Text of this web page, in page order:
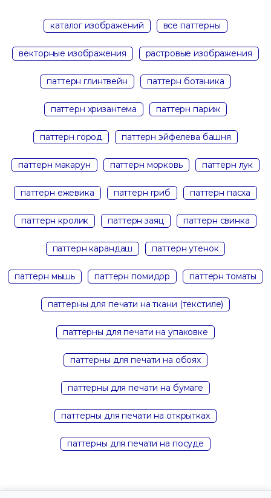
каталог изображений все паттерны
векторные изображения растровые изображения
паттерн глинтвейн паттерн ботаника
паттерн хризантема паттерн париж
паттерн город паттерн эйфелева башня
паттерн макарун паттерн морковь паттерн лук
паттерн ежевика паттерн гриб паттерн пасха
паттерн кролик паттерн заяц паттерн свинка
паттерн карандаш паттерн утенок
паттерн мышь паттерн помидор паттерн томаты
паттерны для печати на ткани (текстиле)
паттерны для печати на упаковке
паттерны для печати на обоях
паттерны для печати на бумаге
паттерны для печати на открытках
паттерны для печати на посуде